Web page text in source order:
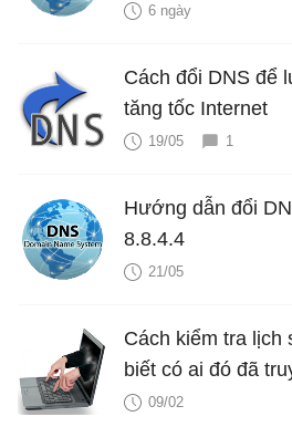
6 ngày
Cách đổi DNS để
tăng tốc Internet
19/05 1
Hướng dẫn đổi
8.8.4.4
21/05
Cách kiểm tra lịch
biết có ai đó đã
máy tính của bạn?
09/02